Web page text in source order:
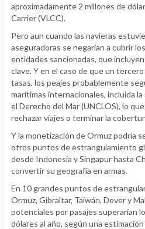
aproximadamente 2 millones de
Carrier (VLCC).
Pero aun cuando las navieras
aseguradoras se negarían a cubrir
entidades sancionadas, que
clave. Y en el caso de que un
tasas, los peajes probablemente
marítimas internacionales, incluida
el Derecho del Mar (UNCLOS), lo
rechazar viajes o terminar la
Y la monetización de Ormuz podría
otros puntos de estrangulamiento
desde Indonesia y Singapur hasta
convertir su geografía en armas.
En 10 grandes puntos de
Ormuz, Gibraltar, Taiwán, Dover y
potenciales por pasajes superarían
dólares al año, según una